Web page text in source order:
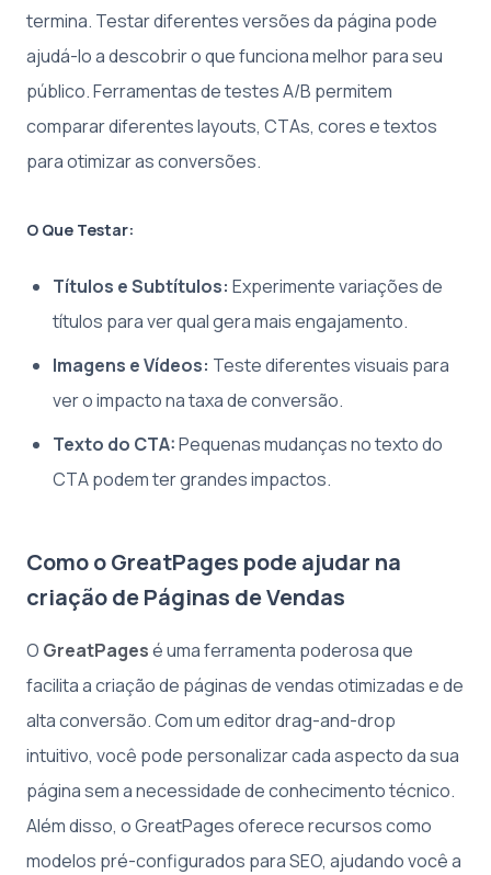
termina. Testar diferentes versões da página pode
ajudá-lo a descobrir o que funciona melhor para seu
público. Ferramentas de testes A/B permitem
comparar diferentes layouts, CTAs, cores e textos
para otimizar as conversões.
O Que Testar:
Títulos e Subtítulos: Experimente variações de
títulos para ver qual gera mais engajamento.
Imagens e Vídeos: Teste diferentes visuais para
ver o impacto na taxa de conversão.
Texto do CTA:Pequenas mudanças no texto do
CTA podem ter grandes impactos.
Como o GreatPages pode ajudar na
criação de Páginas de Vendas
O GreatPagesé uma ferramenta poderosa que
facilita a criação de páginas de vendas otimizadas e de
alta conversão. Com um editor drag-and-drop
intuitivo, você pode personalizar cada aspecto da sua
página sem a necessidade de conhecimento técnico.
Além disso, o GreatPages oferece recursos como
modelos pré-configurados para SEO, ajudando você a